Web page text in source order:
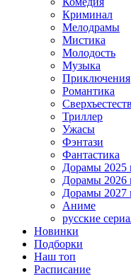
Криминал
Мелодрамы
Мистика
Молодость
Музыка
Приключения
Романтика
Триллер
Ужасы
Фэнтази
Фантастика
Дорамы 2025
Дорамы 2026
Дорамы 2027
Аниме
русские
Новинки
Подборки
Наш топ
Расписание